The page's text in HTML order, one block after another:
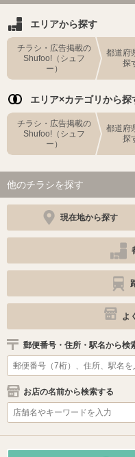
エリアから探す
チラシ・広告掲載の
Shufoo!（シュフ
ー）
都道府
探
エリア×カテゴリから探
チラシ・広告掲載の
Shufoo!（シュフ
ー）
都道府
探
他のチラシを探す
現在地から探す
よ
郵便番号・住所・駅名から検
お店の名前から検索する